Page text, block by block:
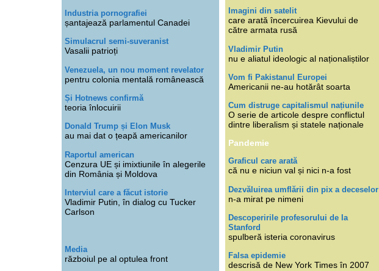
Industria pornografiei
șantajează parlamentul Canadei
Simulacrul semi-suveranist
Vasalii patrioți
Venezuela, un nou moment revelator
pentru colonia mentală românească
Și Hotnews confirmă
teoria înlocuirii
Donald Trump și Elon Musk
au mai dat o țeapă americanilor
Raportul american
Cenzura UE și imixtiunile în alegerile
din România și Moldova
Interviul care a făcut istorie
Vladimir Putin, în dialog cu Tucker
Carlson
Media
războiul pe al optulea front
Imagini din satelit
care arată încercuirea Kievului de
către armata rusă
Vladimir Putin
nu e aliatul ideologic al naționaliștilor
Vom fi Pakistanul Europei
Americanii ne-au hotărât soarta
Cum distruge capitalismul națiunile
O serie de articole despre conflictul
dintre liberalism și statele naționale
Pandemie
Graficul care arată
că nu e niciun val și nici n-a fost
Dezvăluirea umflării din pix a deceselor
n-a mirat pe nimeni
Descoperirile profesorului de la
Stanford
spulberă isteria coronavirus
Falsa epidemie
descrisă de New York Times în 2007